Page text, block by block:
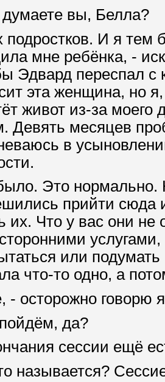
вы, Белла?
подростков. И я тем
мне ребёнка, -
Эдвард переспал
эта женщина, но
живот из-за моего
Девять месяцев
в
Это нормально.
прийти сюда
их. Что у вас они
или
что-то одно, а
- осторожно говорю
да?
сессии ещё
называется?